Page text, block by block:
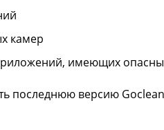
камер
имеющих
последнюю версию